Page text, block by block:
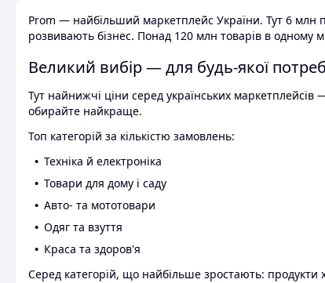
Prom — найбільший маркетплейс України. Тут 6 млн
розвивають бізнес. Понад 120 млн товарів в одному
Великий вибір — для будь-якої
Тут найнижчі ціни серед українських маркетплейсів
обирайте найкраще.
Топ категорій за кількістю замовлень:
Техніка й електроніка
Товари для дому і саду
Авто- та мототовари
Одяг та взуття
Краса та здоров'я
Серед категорій, що найбільше зростають: продукти